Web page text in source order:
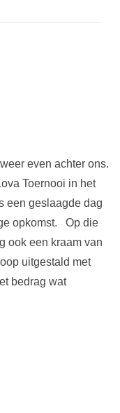
even achter ons.
Toernooi in het
een geslaagde dag
opkomst. Op die
ook een kraam van
uitgestald met
bedrag wat